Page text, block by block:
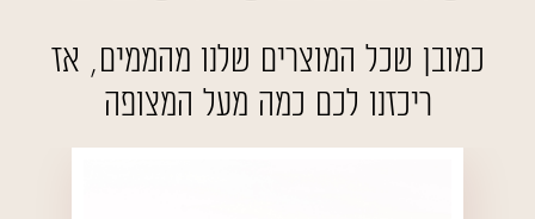
כמובן שכל המוצרים שלנו מהממים, אז
ריכזנו לכם כמה מעל המצופה